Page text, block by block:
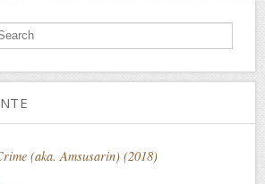
(aka. Amsusarin) (2018)